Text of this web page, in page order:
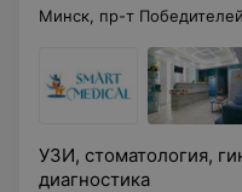
Минск, пр-т
УЗИ, стоматология,
диагностика